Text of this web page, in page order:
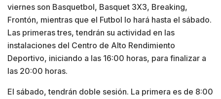
viernes son Basquetbol, Basquet 3X3, Breaking,
Frontón, mientras que el Futbol lo hará hasta el sábado.
Las primeras tres, tendrán su actividad en las
instalaciones del Centro de Alto Rendimiento
Deportivo, iniciando a las 16:00 horas, para finalizar a
las 20:00 horas.
El sábado, tendrán doble sesión. La primera es de 8:00